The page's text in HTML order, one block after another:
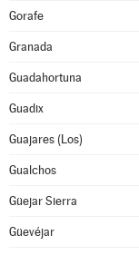
Gorafe
Granada
Guadahortuna
Guadix
Guajares (Los)
Gualchos
Güejar Sierra
Güevéjar